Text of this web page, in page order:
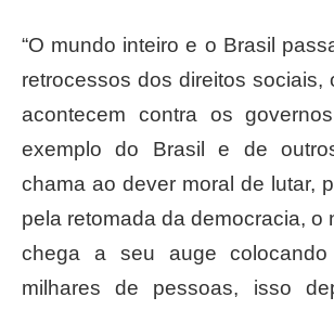
“O mundo inteiro e o Brasil
retrocessos dos direitos sociais,
acontecem contra os
exemplo do Brasil e de
chama ao dever moral de lutar,
pela retomada da democracia, o
chega a seu auge
milhares de pessoas, isso